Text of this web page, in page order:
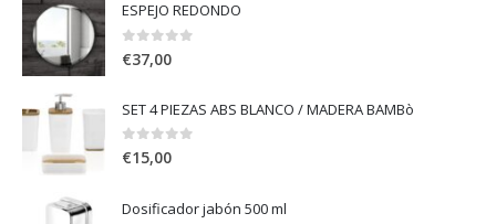
ESPEJO REDONDO
0out of 5
€37,00
SET 4 PIEZAS ABS BLANCO / MADERA BAMBò
0 out of 5
€15,00
Dosificador jabón 500 ml